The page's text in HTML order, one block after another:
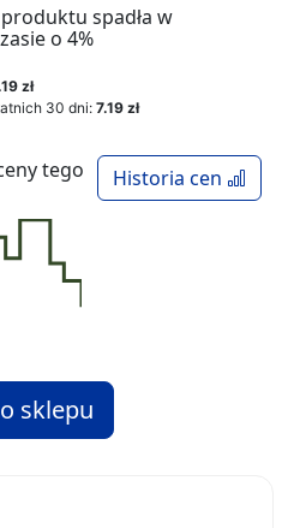
spadła w
o 4%
zł
30 dni: 7.19 zł
Historia cen
tego
sklepu